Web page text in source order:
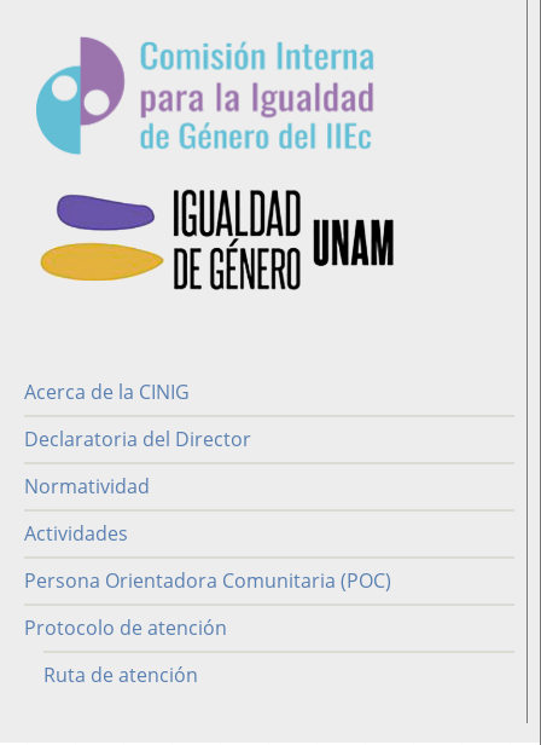
cinig
Acerca de la CINIG
Declaratoria del Director
Normatividad
Actividades
Persona Orientadora Comunitaria (POC)
Protocolo de atención
Ruta de atención